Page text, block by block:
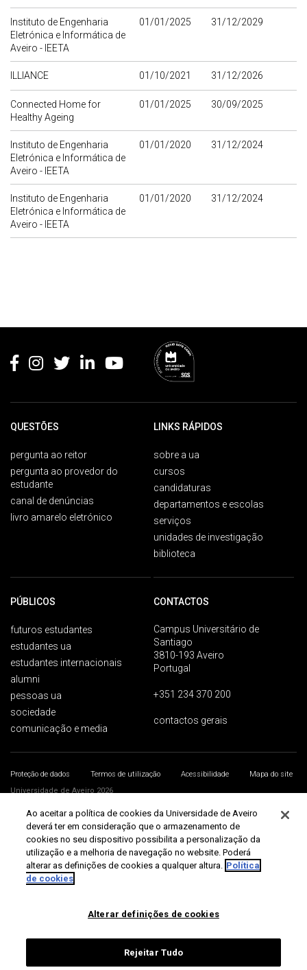
Instituto de Engenharia
Eletrónica e Informática de
Aveiro - IEETA
01/01/2025 31/12/2029
ILLIANCE 01/10/2021 31/12/2026
Connected Home for
Healthy Ageing
01/01/2025 30/09/2025
Instituto de Engenharia
Eletrónica e Informática de
Aveiro - IEETA
01/01/2020 31/12/2024
Instituto de Engenharia
Eletrónica e Informática de
Aveiro - IEETA
01/01/2020 31/12/2024
QUESTÕES
pergunta ao reitor
pergunta ao provedor do
estudante
canal de denúncias
livro amarelo eletrónico
LINKS RÁPIDOS
sobre a ua
cursos
candidaturas
departamentos e escolas
serviços
unidades de investigação
biblioteca
PÚBLICOS
futuros estudantes
estudantes ua
estudantes internacionais
alumni
pessoas ua
sociedade
comunicação e media
CONTACTOS
Campus Universitário de
Santiago
3810-193 Aveiro
Portugal
+351 234 370 200
contactos gerais
Proteção de dados Termos de utilização Acessibilidade
Mapa do site
Universidade de Aveiro 2026
Ao aceitar a política de cookies da Universidade de Aveiro
deverá ter em consideração que o armazenamento de
cookies no seu dispositivo possibilita a personalização da
utilização e a melhoria de navegação no website. Poderá
alterar as definições de cookies a qualquer altura. Política
de cookies
Alterar definições de cookies
Rejeitar Tudo